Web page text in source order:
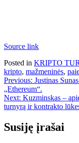
Source link
Posted in KRIPTO
kripto, mažmeninės,
Navigacija
tarp
įrašų
Previous: Justinas
„Ethereum“.
Next: Kuzminskas –
turnyrą ir kontrakto
Susiję įrašai